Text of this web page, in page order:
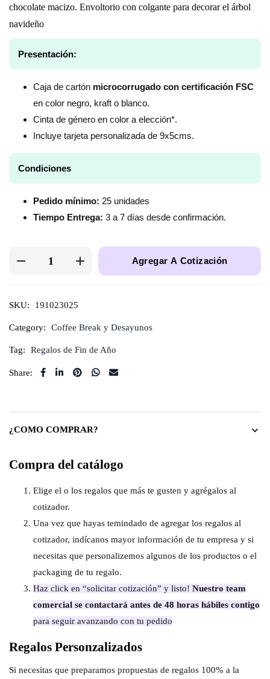
chocolate macizo. Envoltorio con colgante para decorar el árbol
navideño
Presentación:
Caja de cartón microcorrugado con certificación FSC
en color negro, kraft o blanco.
Cinta de género en color a elección*.
Incluye tarjeta personalizada de 9x5cms.
Condiciones
Pedido mínimo: 25 unidades
Tiempo Entrega: 3 a 7 días desde confirmación.
Agregar A Cotización
SKU: 191023025
Category: Coffee Break y Desayunos
Tag: Regalos de Fin de Año
Share:
¿COMO COMPRAR?
Compra del catálogo
Elige el o los regalos que más te gusten y agrégalos al
cotizador.
Una vez que hayas temindado de agregar los regalos al
cotizador, indícanos mayor información de tu empresa y si
necesitas que personalizemos algunos de los productos o el
packaging de tu regalo.
Haz click en “solicitar cotización” y listo! Nuestro team
comercial se contactará antes de 48 horas hábiles contigo
para seguir avanzando con tu pedido
Regalos Personzalizados
Si necesitas que preparamos propuestas de regalos 100% a la